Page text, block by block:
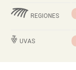
REGIONES
UVAS